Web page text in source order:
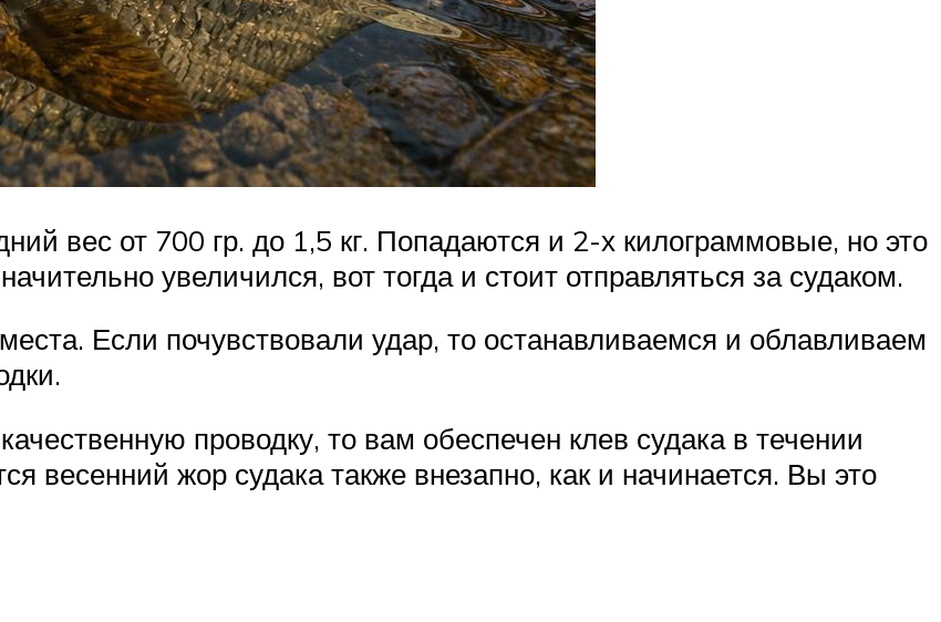
вес от 700 гр. до 1,5 кг. Попадаются и 2-х килограммовые, но это
увеличился, вот тогда и стоит отправляться за судаком.
Если почувствовали удар, то останавливаемся и облавливаем
проводку, то вам обеспечен клев судака в течении
весенний жор судака также внезапно, как и начинается. Вы это